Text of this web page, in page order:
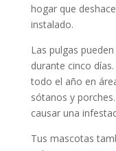
hogar que
instalado.
Las pulgas
durante cinco
todo el año en
sótanos y
causar una
Tus mascotas